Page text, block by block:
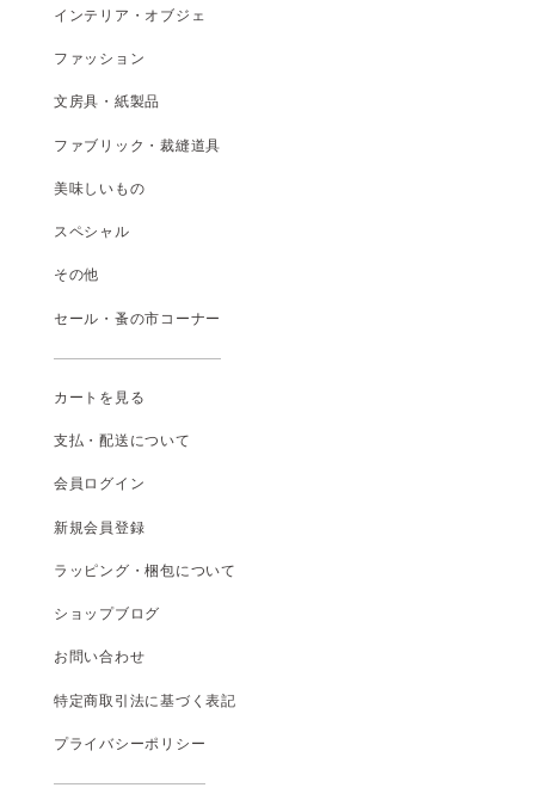
インテリア・オブジェ
ファッション
文房具・紙製品
ファブリック・裁縫道具
美味しいもの
スペシャル
その他
セール・蚤の市コーナー
カートを見る
支払 ・配送について
会員ログイン
新規会員登録
ラッピング・梱包について
ショップブログ
お問い合わせ
特定商取引法に基づく表記
プライバシーポリシー